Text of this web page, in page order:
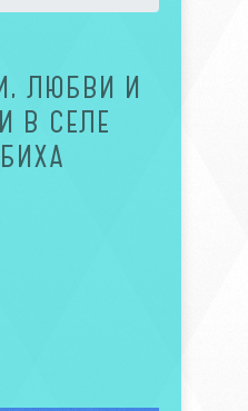
ЛЮБВИ И
В СЕЛЕ